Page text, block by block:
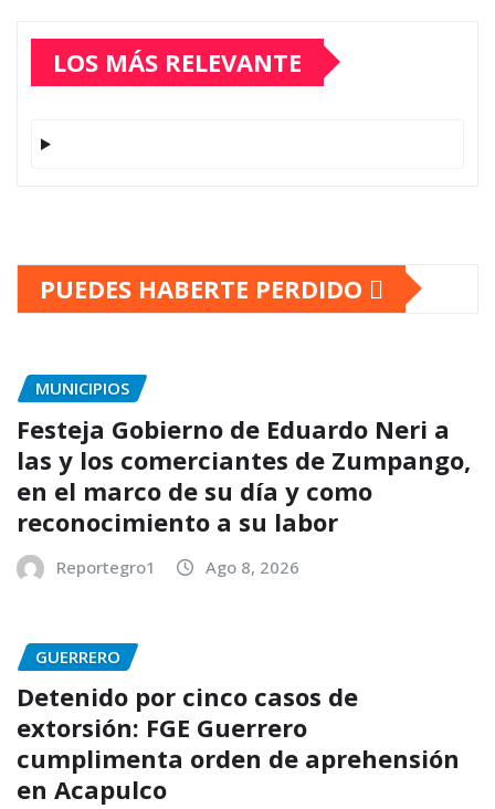
LOS MÁS RELEVANTE
PUEDES HABERTE PERDIDO
MUNICIPIOS
Festeja Gobierno de Eduardo Neri a
las y los comerciantes de Zumpango,
en el marco de su día y como
reconocimiento a su labor
Reportegro1 Ago 8, 2026
GUERRERO
Detenido por cinco casos de
extorsión: FGE Guerrero
cumplimenta orden de aprehensión
en Acapulco